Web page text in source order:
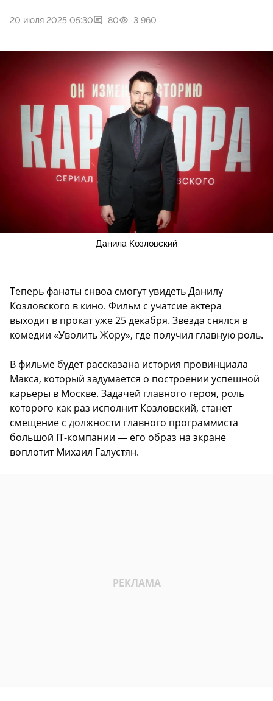
20 июля 2025 05:30 80 3 960
Данила Козловский
Теперь фанаты снвоа смогут увидеть Данилу
Козловского в кино. Фильм с учатсие актера
выходит в прокат уже 25 декабря. Звезда снялся в
комедии «Уволить Жору», где получил главную роль.
В фильме будет рассказана история провинциала
Макса, который задумается о построении успешной
карьеры в Москве. Задачей главного героя, роль
которого как раз исполнит Козловский, станет
смещение с должности главного программиста
большой IT-компании — его образ на экране
воплотит Михаил Галустян.